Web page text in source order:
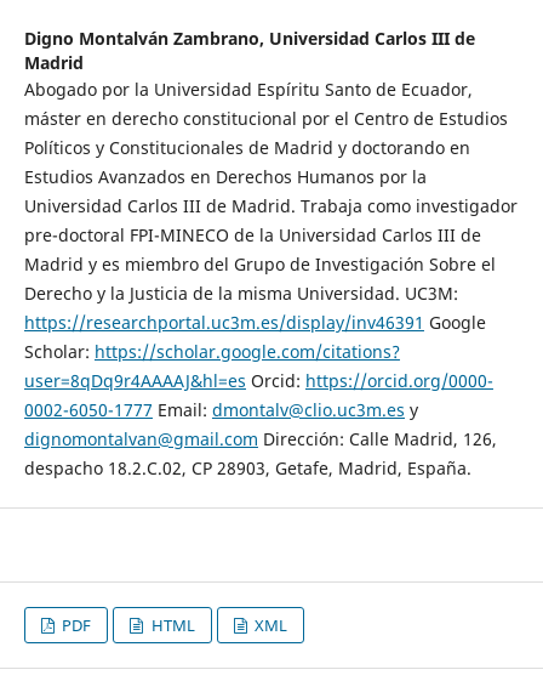
Digno Montalván Zambrano, Universidad Carlos III de
Madrid
Abogado por la Universidad Espíritu Santo de Ecuador,
máster en derecho constitucional por el Centro de Estudios
Políticos y Constitucionales de Madrid y doctorando en
Estudios Avanzados en Derechos Humanos por la
Universidad Carlos III de Madrid. Trabaja como investigador
pre-doctoral FPI-MINECO de la Universidad Carlos III de
Madrid y es miembro del Grupo de Investigación Sobre el
Derecho y la Justicia de la misma Universidad. UC3M:
https://researchportal.uc3m.es/display/inv46391 Google
Scholar: https://scholar.google.com/citations?
user=8qDq9r4AAAAJ&hl=es Orcid: https://orcid.org/0000-
0002-6050-1777 Email: dmontalv@clio.uc3m.es y
dignomontalvan@gmail.com Dirección: Calle Madrid, 126,
despacho 18.2.C.02, CP 28903, Getafe, Madrid, España.
PDF HTML XML